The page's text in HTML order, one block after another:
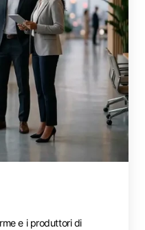
e i produttori di